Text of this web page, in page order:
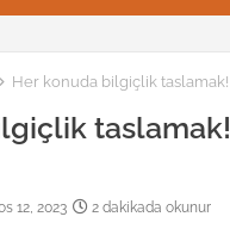
Her konuda bilgiçlik taslamak!
taslamak!
12, 2023
2 dakikada okunur